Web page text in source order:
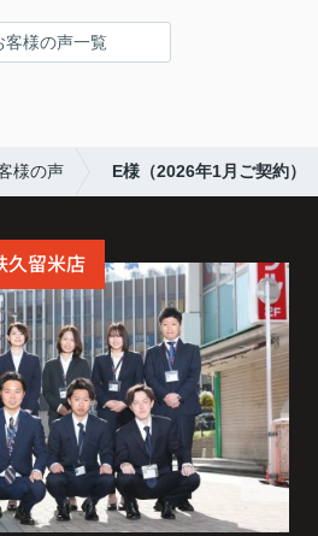
会があれば、ぜひお願いしたいで
客様の声一覧
様の声 E様（2026年1月ご契約）
久留米店